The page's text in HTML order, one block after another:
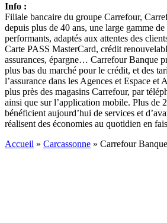
Info :
Filiale bancaire du groupe Carrefour,
depuis plus de 40 ans, une large gamme
performants, adaptés aux attentes des
Carte PASS MasterCard, crédit
assurances, épargne… Carrefour Banque
plus bas du marché pour le crédit, et des
l’assurance dans les Agences et Espace et
plus près des magasins Carrefour, par
ainsi que sur l’application mobile. Plus de
bénéficient aujourd’hui de services et
réalisent des économies au quotidien en
Accueil » Carcassonne » Carrefour